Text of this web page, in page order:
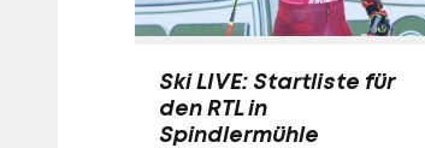
Ski LIVE: Startliste für
den RTL in
Spindlermühle